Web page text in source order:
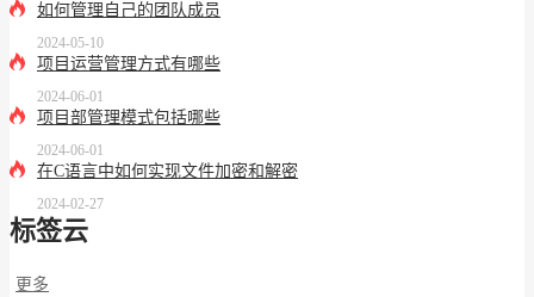
如何管理自己的团队成员
2024-05-10
项目运营管理方式有哪些
2024-06-01
项目部管理模式包括哪些
2024-06-01
在C语言中如何实现文件加密和解密
2024-02-27
标签云
更多